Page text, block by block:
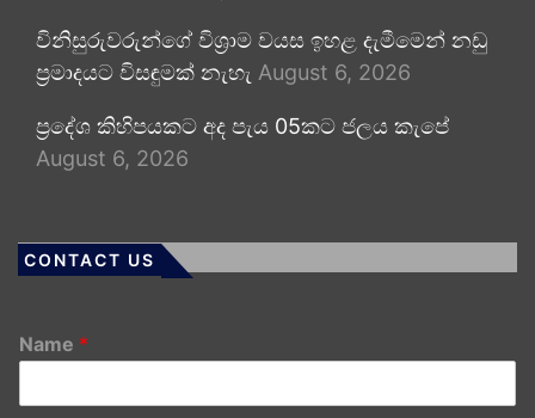
විනිසුරුවරුන්ගේ විශ්‍රාම වයස ඉහළ දැමීමෙන් නඩු
ප්‍රමාදයට විසඳුමක් නැහැ August 6, 2026
ප්‍රදේශ කිහිපයකට අද පැය 05කට ජලය කැපේ
August 6, 2026
CONTACT US
Name *